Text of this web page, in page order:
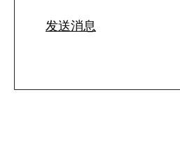
发送消息